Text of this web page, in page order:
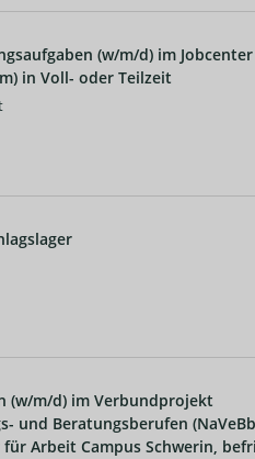
(w/m/d) im Jobcenter
in Voll- oder Teilzeit
(w/m/d) im Verbundprojekt
und Beratungsberufen
Arbeit Campus Schwerin,